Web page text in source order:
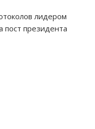
лидером
пост президента